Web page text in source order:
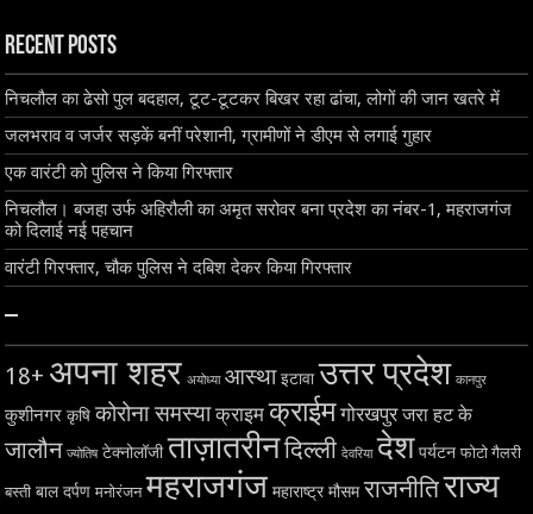
Recent Posts
निचलौल का ढेसो पुल बदहाल, टूट-टूटकर बिखर रहा ढांचा, लोगों की जान खतरे में
जलभराव व जर्जर सड़कें बनीं परेशानी, ग्रामीणों ने डीएम से लगाई गुहार
एक वारंटी को पुलिस ने किया गिरफ्तार
निचलौल। बजहा उर्फ अहिरौली का अमृत सरोवर बना प्रदेश का नंबर-1, महराजगंज
को दिलाई नई पहचान
वारंटी गिरफ्तार, चौक पुलिस ने दबिश देकर किया गिरफ्तार
–
18+ अपना शहर अयोध्या आस्था इटावा उत्तर प्रदेश कानपुर
कुशीनगर कृषि कोरोना समस्या क्राइम क्राईम गोरखपुर जरा हट के
जालौन ज्योतिष टेक्नोलॉजी ताज़ातरीनदिल्ली देवरिया देश पर्यटन फोटो गैलरी
बस्ती बाल दर्पण मनोरंजन महराजगंज महाराष्ट्र मौसम राजनीतिराज्य